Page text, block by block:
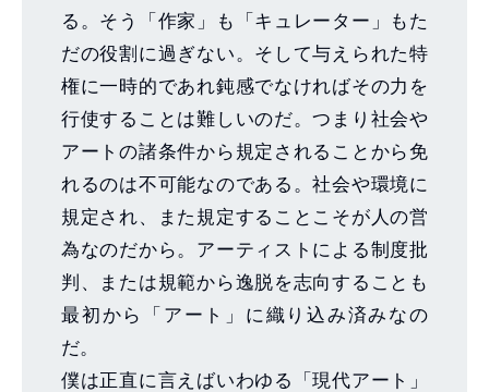
る。そう「作家」も「キュレーター」もた
だの役割に過ぎない。そして与えられた特
権に一時的であれ鈍感でなければその力を
行使することは難しいのだ。つまり社会や
アートの諸条件から規定されることから免
れるのは不可能なのである。社会や環境に
規定され、また規定することこそが人の営
為なのだから。アーティストによる制度批
判、または規範から逸脱を志向することも
最初から「アート」に織り込み済みなの
だ。
僕は正直に言えばいわゆる「現代アート」